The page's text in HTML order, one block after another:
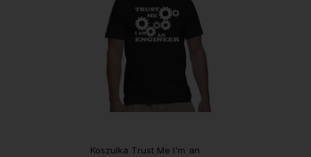
Koszulka Trust Me I'm an